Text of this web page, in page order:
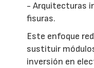
- Arquitecturas
fisuras.
Este enfoque
sustituir
inversión en